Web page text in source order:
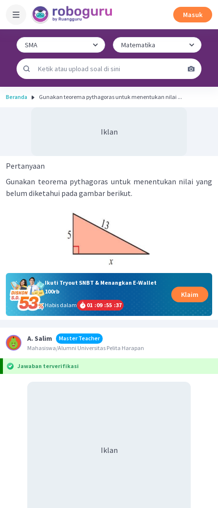
Masuk
Beranda Gunakan teorema pythagoras untuk menentukan nilai ...
Iklan
Pertanyaan
Gunakan teorema pythagoras untuk menentukan nilai yang
belum diketahui pada gambar berikut.
Ikuti Tryout SNBT & Menangkan E-Wallet
100rb
Habis dalam
01 :09 :55 :37
Klaim
A. Salim
Master Teacher
Mahasiswa/Alumni Universitas Pelita Harapan
Jawaban terverifikasi
Iklan